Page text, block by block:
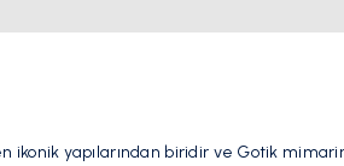
ikonik yapılarından biridir ve Gotik